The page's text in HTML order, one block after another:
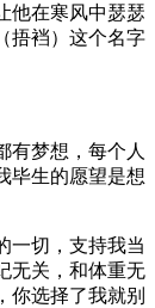
他在寒风中瑟瑟
捂裆）这个名字
有梦想，每个人
毕生的愿望是想
一切，支持我当
无关，和体重无
你选择了我就别